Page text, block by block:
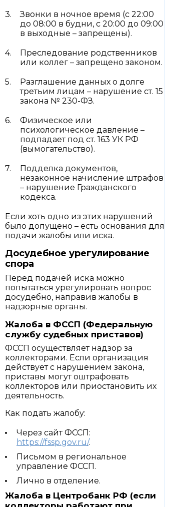
Звонки в ночное время (с 22:00
до 08:00 в будни, с 20:00 до 09:00
в выходные – запрещены).
Преследование родственников
или коллег – запрещено законом.
Разглашение данных о долге
третьим лицам – нарушение ст. 15
закона № 230-ФЗ.
Физическое или
психологическое давление –
подпадает под ст. 163 УК РФ
(вымогательство).
Подделка документов,
незаконное начисление штрафов
– нарушение Гражданского
кодекса.
Если хоть одно из этих нарушений
было допущено – есть основания для
подачи жалобы или иска.
Досудебное урегулирование
спора
Перед подачей иска можно
попытаться урегулировать вопрос
досудебно, направив жалобы в
надзорные органы.
Жалоба в ФССП (Федеральную
службу судебных приставов)
ФССП осуществляет надзор за
коллекторами. Если организация
действует с нарушением закона,
приставы могут оштрафовать
коллекторов или приостановить их
деятельность.
Как подать жалобу:
Через сайт ФССП:
https://fssp.gov.ru/.
Письмом в региональное
управление ФССП.
Лично в отделение.
Жалоба в Центробанк РФ (если